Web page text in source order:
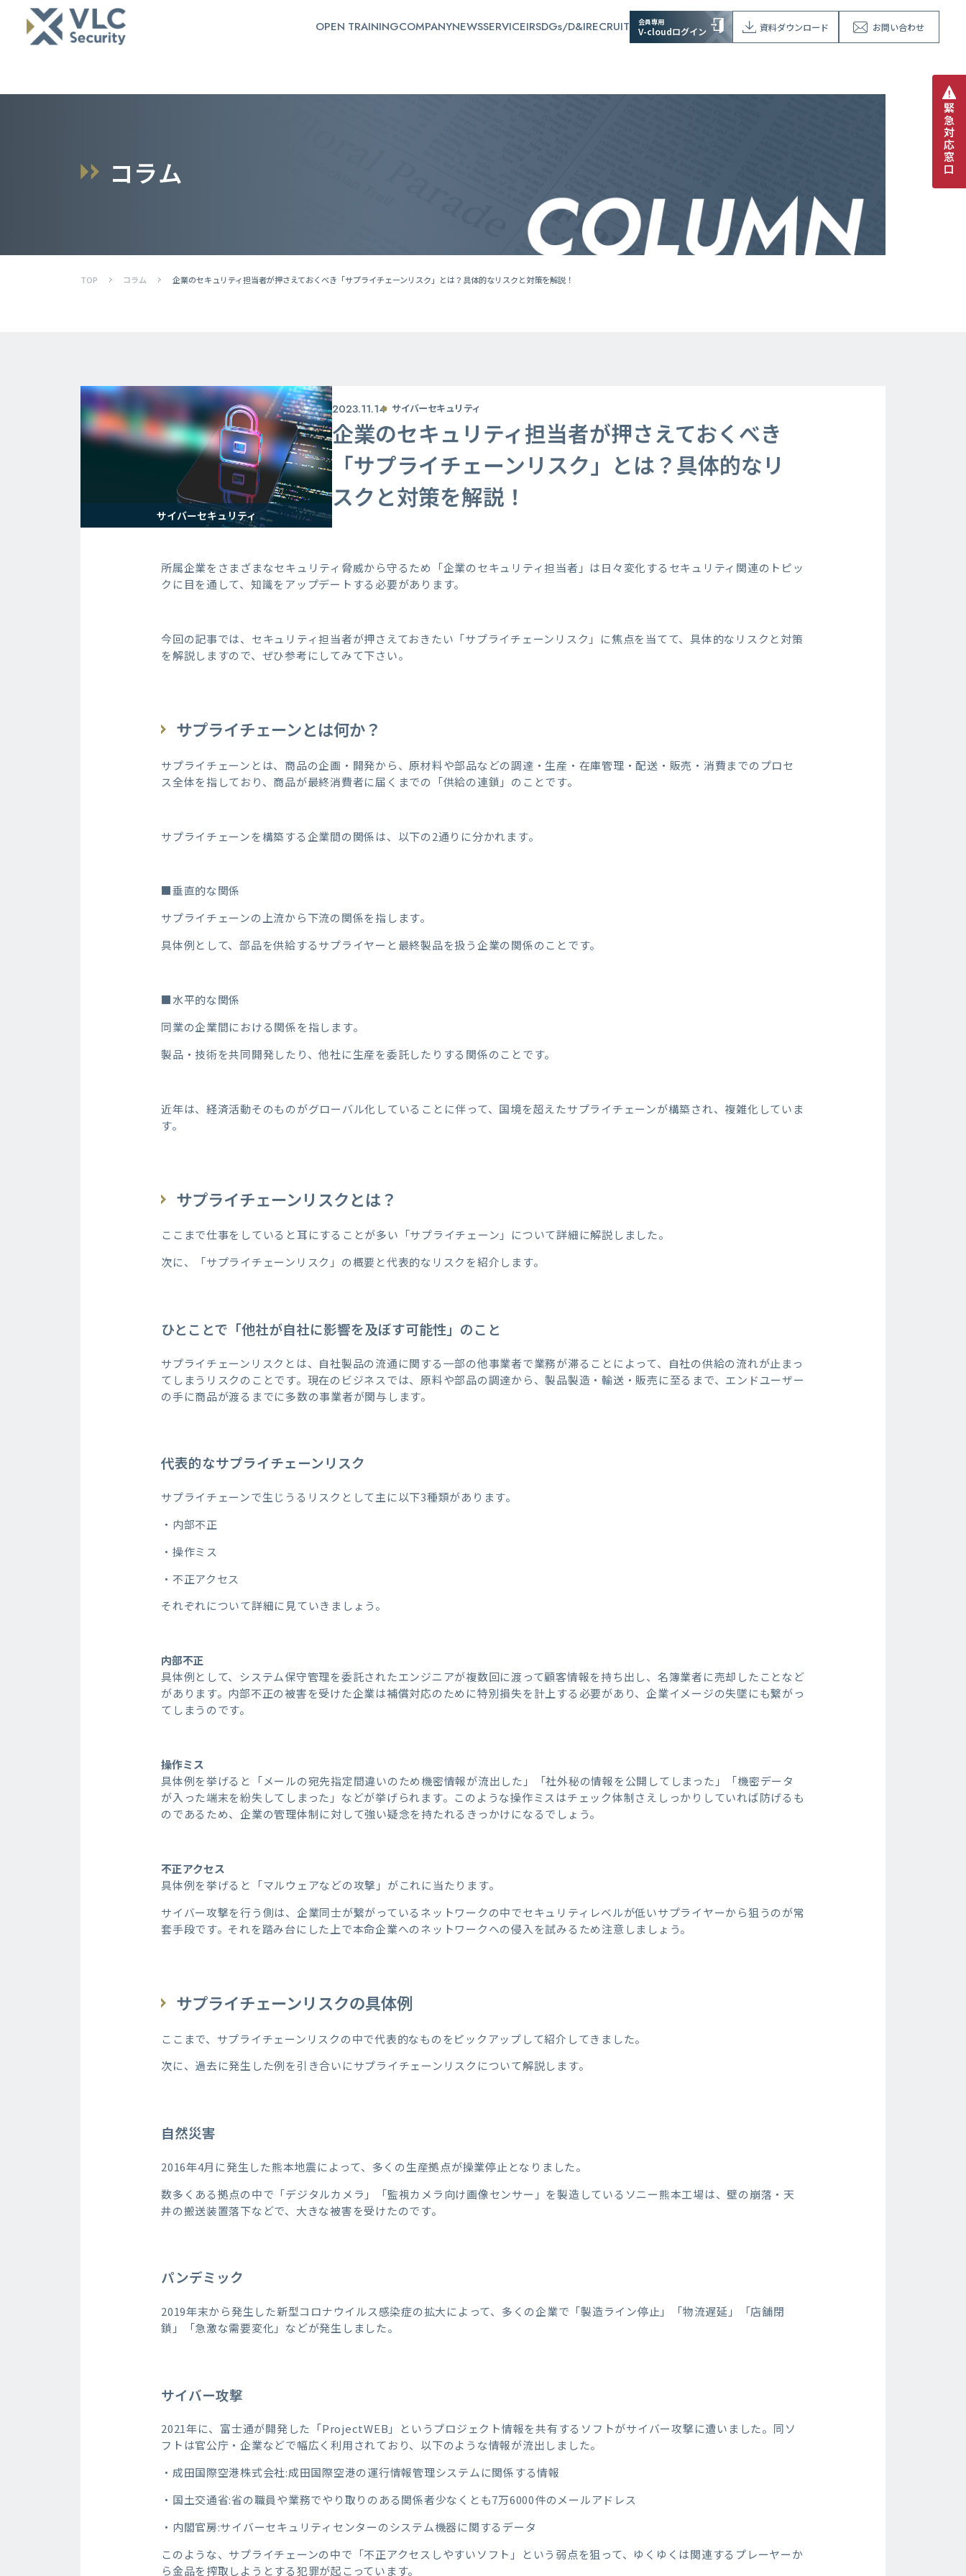
OPEN TRAININGCOMPANYNEWSSERVICEIRSDGs/D&IRECRUIT 会員専用
V-cloudログイン 資料ダウンロード お問い合わせ
緊
急
対
応
窓
口
コラム
TOP コラム 企業のセキュリティ担当者が押さえておくべき「サプライチェーンリスク」とは？具体的なリスクと対策を解説！
サイバーセキュリティ
2023.11.14 サイバーセキュリティ
企業のセキュリティ担当者が押さえておくべき
「サプライチェーンリスク」とは？具体的なリ
スクと対策を解説！
所属企業をさまざまなセキュリティ脅威から守るため「企業のセキュリティ担当者」は日々変化するセキュリティ関連のトピッ
クに目を通して、知識をアップデートする必要があります。
今回の記事では、セキュリティ担当者が押さえておきたい「サプライチェーンリスク」に焦点を当てて、具体的なリスクと対策
を解説しますので、ぜひ参考にしてみて下さい。
サプライチェーンとは何か？
サプライチェーンとは、商品の企画・開発から、原材料や部品などの調達・生産・在庫管理・配送・販売・消費までのプロセ
ス全体を指しており、商品が最終消費者に届くまでの「供給の連鎖」のことです。
サプライチェーンを構築する企業間の関係は、以下の2通りに分かれます。
■垂直的な関係
サプライチェーンの上流から下流の関係を指します。
具体例として、部品を供給するサプライヤーと最終製品を扱う企業の関係のことです。
■水平的な関係
同業の企業間における関係を指します。
製品・技術を共同開発したり、他社に生産を委託したりする関係のことです。
近年は、経済活動そのものがグローバル化していることに伴って、国境を超えたサプライチェーンが構築され、複雑化していま
す。
サプライチェーンリスクとは？
ここまで仕事をしていると耳にすることが多い「サプライチェーン」について詳細に解説しました。
次に、「サプライチェーンリスク」の概要と代表的なリスクを紹介します。
ひとことで「他社が自社に影響を及ぼす可能性」のこと
サプライチェーンリスクとは、自社製品の流通に関する一部の他事業者で業務が滞ることによって、自社の供給の流れが止まっ
てしまうリスクのことです。現在のビジネスでは、原料や部品の調達から、製品製造・輸送・販売に至るまで、エンドユーザー
の手に商品が渡るまでに多数の事業者が関与します。
代表的なサプライチェーンリスク
サプライチェーンで生じうるリスクとして主に以下3種類があります。
・内部不正
・操作ミス
・不正アクセス
それぞれについて詳細に見ていきましょう。
内部不正
具体例として、システム保守管理を委託されたエンジニアが複数回に渡って顧客情報を持ち出し、名簿業者に売却したことなど
があります。内部不正の被害を受けた企業は補償対応のために特別損失を計上する必要があり、企業イメージの失墜にも繋がっ
てしまうのです。
操作ミス
具体例を挙げると「メールの宛先指定間違いのため機密情報が流出した」「社外秘の情報を公開してしまった」「機密データ
が入った端末を紛失してしまった」などが挙げられます。このような操作ミスはチェック体制さえしっかりしていれば防げるも
のであるため、企業の管理体制に対して強い疑念を持たれるきっかけになるでしょう。
不正アクセス
具体例を挙げると「マルウェアなどの攻撃」がこれに当たります。
サイバー攻撃を行う側は、企業同士が繋がっているネットワークの中でセキュリティレベルが低いサプライヤーから狙うのが常
套手段です。それを踏み台にした上で本命企業へのネットワークへの侵入を試みるため注意しましょう。
サプライチェーンリスクの具体例
ここまで、サプライチェーンリスクの中で代表的なものをピックアップして紹介してきました。
次に、過去に発生した例を引き合いにサプライチェーンリスクについて解説します。
自然災害
2016年4月に発生した熊本地震によって、多くの生産拠点が操業停止となりました。
数多くある拠点の中で「デジタルカメラ」「監視カメラ向け画像センサー」を製造しているソニー熊本工場は、壁の崩落・天
井の搬送装置落下などで、大きな被害を受けたのです。
パンデミック
2019年末から発生した新型コロナウイルス感染症の拡大によって、多くの企業で「製造ライン停止」「物流遅延」「店舗閉
鎖」「急激な需要変化」などが発生しました。
サイバー攻撃
2021年に、富士通が開発した「ProjectWEB」というプロジェクト情報を共有するソフトがサイバー攻撃に遭いました。同ソ
フトは官公庁・企業などで幅広く利用されており、以下のような情報が流出しました。
・成田国際空港株式会社:成田国際空港の運行情報管理システムに関係する情報
・国土交通省:省の職員や業務でやり取りのある関係者少なくとも7万6000件のメールアドレス
・内閣官房:サイバーセキュリティセンターのシステム機器に関するデータ
このような、サプライチェーンの中で「不正アクセスしやすいソフト」という弱点を狙って、ゆくゆくは関連するプレーヤーか
ら金品を搾取しようとする犯罪が起こっています。